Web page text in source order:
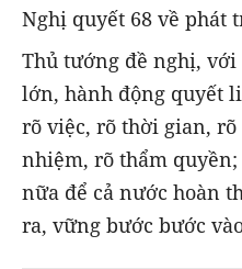
Nghị quyết 68 về phát
Thủ tướng đề nghị,
lớn, hành động quyết
rõ việc, rõ thời gian, rõ
nhiệm, rõ thẩm
nữa để cả nước hoàn
ra, vững bước bước